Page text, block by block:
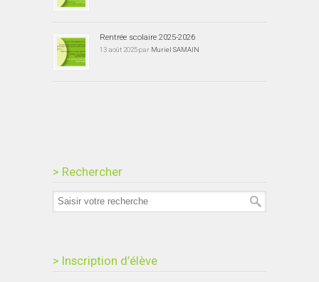
Rentrée scolaire 2025-2026
13 août 2025 par Muriel SAMAIN
> Rechercher
> Inscription d’élève